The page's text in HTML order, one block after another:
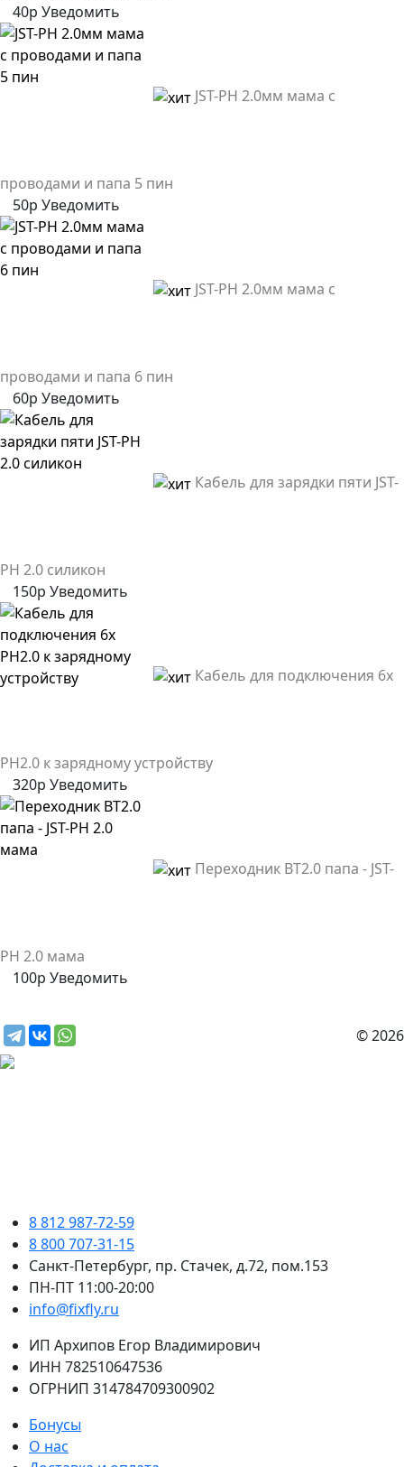
40р Уведомить
JST-PH 2.0мм мама с
проводами и папа 5 пин
50р Уведомить
JST-PH 2.0мм мама с
проводами и папа 6 пин
60р Уведомить
Кабель для зарядки пяти JST-
PH 2.0 силикон
150р Уведомить
Кабель для подключения 6x
PH2.0 к зарядному устройству
320р Уведомить
Переходник BT2.0 папа - JST-
PH 2.0 мама
100р Уведомить
© 2026
8 812 987-72-59
8 800 707-31-15
Санкт-Петербург, пр. Стачек, д.72, пом.153
ПН-ПТ 11:00-20:00
info@fixfly.ru
ИП Архипов Егор Владимирович
ИНН 782510647536
ОГРНИП 314784709300902
Бонусы
О нас